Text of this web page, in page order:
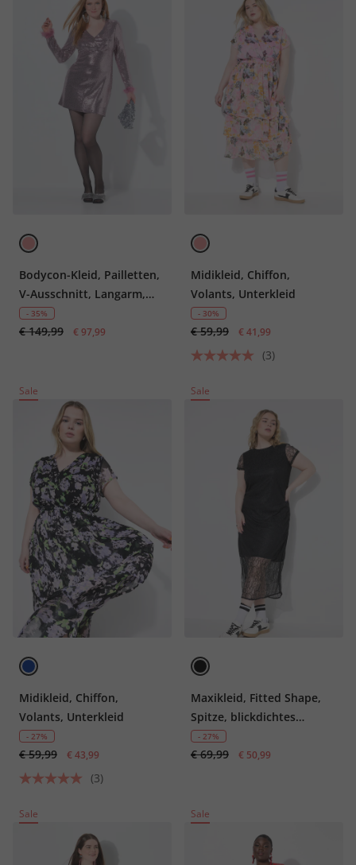
Bodycon-Kleid, Pailletten,
V-Ausschnitt, Langarm,
Federn
- 35%
€ 149,99 € 97,99
Midikleid, Chiffon,
Volants, Unterkleid
- 30%
€ 59,99 € 41,99
(3)
Sale
Midikleid, Chiffon,
Volants, Unterkleid
- 27%
€ 59,99 € 43,99
(3)
Sale
Maxikleid, Fitted Shape,
Spitze, blickdichtes
Unterkleid
- 27%
€ 69,99 € 50,99
Sale Sale